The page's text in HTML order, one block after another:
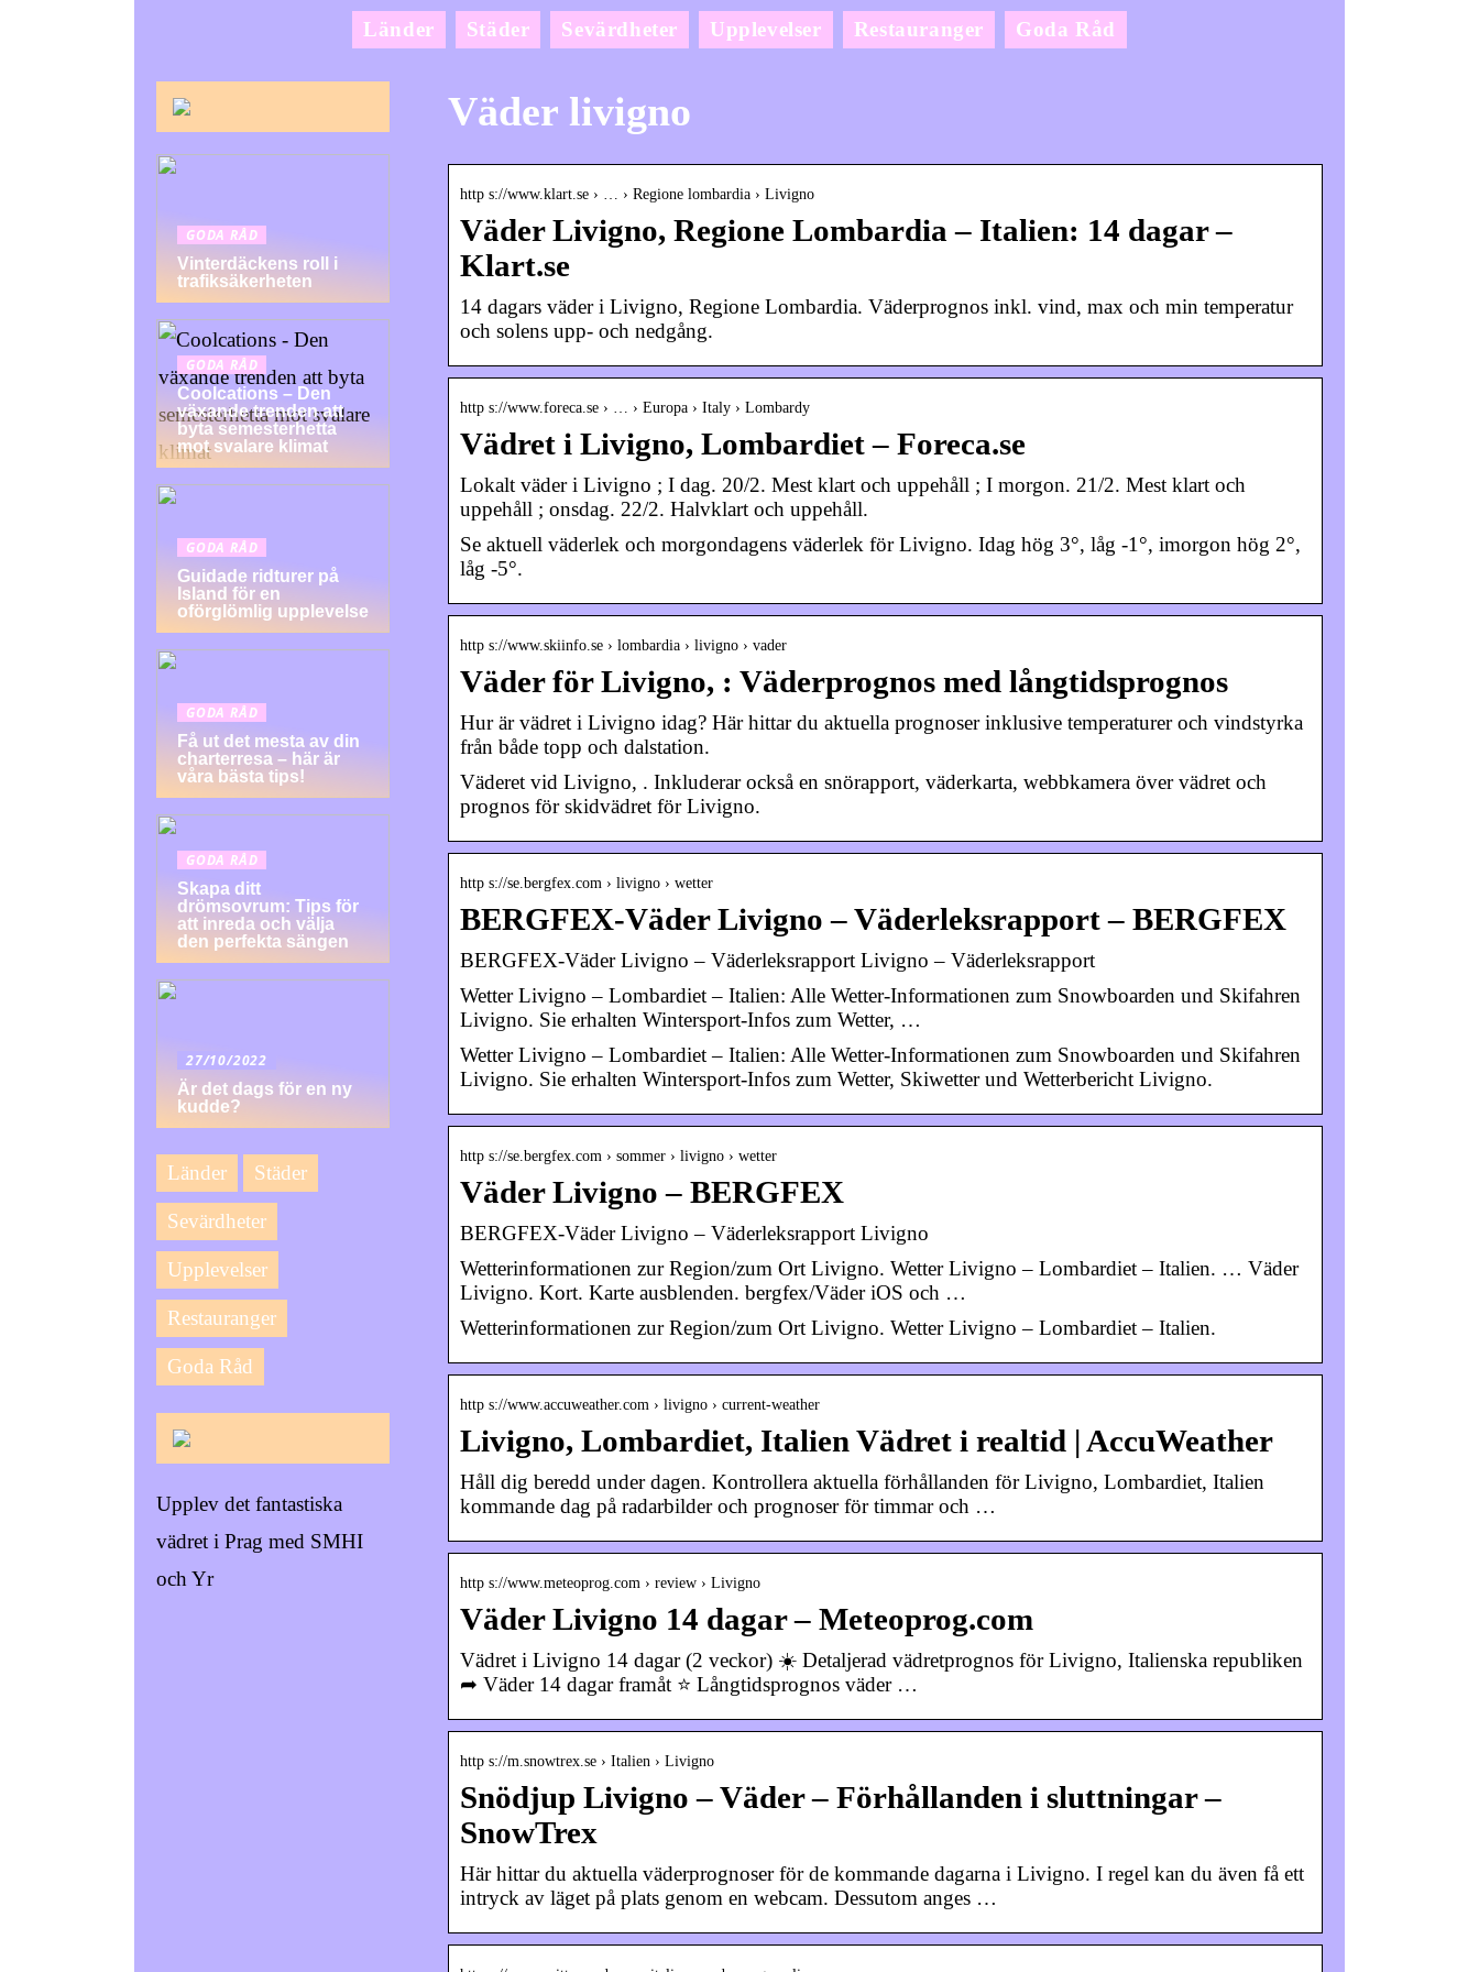
Länder Städer Sevärdheter Upplevelser Restauranger Goda Råd
Väder livigno
http s://www.klart.se › … › Regione lombardia › Livigno
Väder Livigno, Regione Lombardia – Italien: 14 dagar –
Klart.se
14 dagars väder i Livigno, Regione Lombardia. Väderprognos inkl. vind, max och min temperatur
och solens upp- och nedgång.
http s://www.foreca.se › … › Europa › Italy › Lombardy
Vädret i Livigno, Lombardiet – Foreca.se
Lokalt väder i Livigno ; I dag. 20/2. Mest klart och uppehåll ; I morgon. 21/2. Mest klart och
uppehåll ; onsdag. 22/2. Halvklart och uppehåll.
Se aktuell väderlek och morgondagens väderlek för Livigno. Idag hög 3°, låg -1°, imorgon hög 2°,
låg -5°.
http s://www.skiinfo.se › lombardia › livigno › vader
Väder för Livigno, : Väderprognos med långtidsprognos
Hur är vädret i Livigno idag? Här hittar du aktuella prognoser inklusive temperaturer och vindstyrka
från både topp och dalstation.
Väderet vid Livigno, . Inkluderar också en snörapport, väderkarta, webbkamera över vädret och
prognos för skidvädret för Livigno.
http s://se.bergfex.com › livigno › wetter
BERGFEX-Väder Livigno – Väderleksrapport – BERGFEX
BERGFEX-Väder Livigno – Väderleksrapport Livigno – Väderleksrapport
Wetter Livigno – Lombardiet – Italien: Alle Wetter-Informationen zum Snowboarden und Skifahren
Livigno. Sie erhalten Wintersport-Infos zum Wetter, …
Wetter Livigno – Lombardiet – Italien: Alle Wetter-Informationen zum Snowboarden und Skifahren
Livigno. Sie erhalten Wintersport-Infos zum Wetter, Skiwetter und Wetterbericht Livigno.
http s://se.bergfex.com › sommer › livigno › wetter
Väder Livigno – BERGFEX
BERGFEX-Väder Livigno – Väderleksrapport Livigno
Wetterinformationen zur Region/zum Ort Livigno. Wetter Livigno – Lombardiet – Italien. … Väder
Livigno. Kort. Karte ausblenden. bergfex/Väder iOS och …
Wetterinformationen zur Region/zum Ort Livigno. Wetter Livigno – Lombardiet – Italien.
http s://www.accuweather.com › livigno › current-weather
Livigno, Lombardiet, Italien Vädret i realtid | AccuWeather
Håll dig beredd under dagen. Kontrollera aktuella förhållanden för Livigno, Lombardiet, Italien
kommande dag på radarbilder och prognoser för timmar och …
http s://www.meteoprog.com › review › Livigno
Väder Livigno 14 dagar – Meteoprog.com
Vädret i Livigno 14 dagar (2 veckor) ☀️ Detaljerad vädretprognos för Livigno, Italienska republiken
➦ Väder 14 dagar framåt ⭐ Långtidsprognos väder …
http s://m.snowtrex.se › Italien › Livigno
Snödjup Livigno – Väder – Förhållanden i sluttningar –
SnowTrex
Här hittar du aktuella väderprognoser för de kommande dagarna i Livigno. I regel kan du även få ett
intryck av läget på plats genom en webcam. Dessutom anges …
GODA RÅD
Vinterdäckens roll i
trafiksäkerheten
GODA RÅD
Coolcations – Den
växande trenden att
byta semesterhetta
mot svalare klimat
GODA RÅD
Guidade ridturer på
Island för en
oförglömlig upplevelse
GODA RÅD
Få ut det mesta av din
charterresa – här är
våra bästa tips!
GODA RÅD
Skapa ditt
drömsovrum: Tips för
att inreda och välja
den perfekta sängen
27/10/2022
Är det dags för en ny
kudde?
Länder Städer
Sevärdheter
Upplevelser
Restauranger
Goda Råd
Upplev det fantastiska
vädret i Prag med SMHI
och Yr